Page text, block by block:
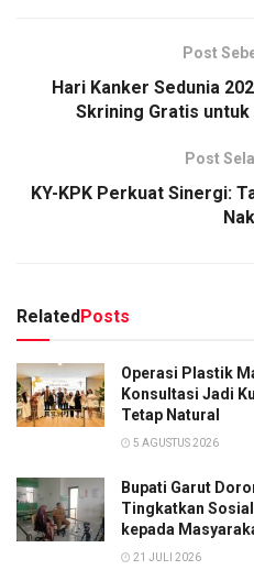
Post
Hari Kanker Sedunia
Skrining Gratis
Post
KY-KPK Perkuat Sinergi:
Related Posts
Operasi Plastik
Konsultasi Jadi
Tetap Natural
5 AGUSTUS 2026
Bupati Garut
Tingkatkan
kepada
21 JULI 2026